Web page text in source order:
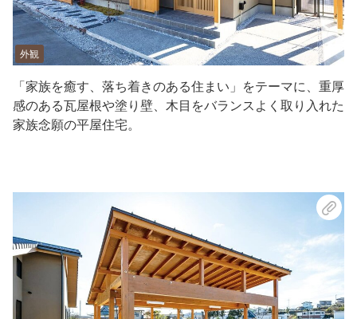
外観
「家族を癒す、落ち着きのある住まい」をテーマに、重厚
感のある瓦屋根や塗り壁、木目をバランスよく取り入れた
家族念願の平屋住宅。